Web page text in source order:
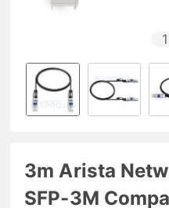
1
3m Arista
SFP-3M